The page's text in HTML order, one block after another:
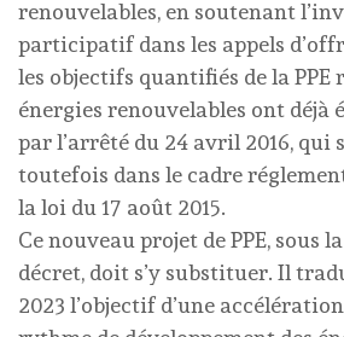
renouvelables, en soutenant
participatif dans les appels
les objectifs quantifiés de la
énergies renouvelables ont déjà
par l’arrêté du 24 avril 2016, qui
toutefois dans le cadre
la loi du 17 août 2015.
Ce nouveau projet de PPE, sous
décret, doit s’y substituer. Il
2023 l’objectif d’une